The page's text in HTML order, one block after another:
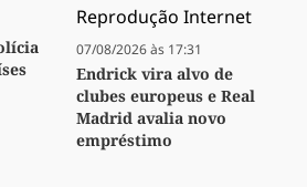
07/08/2026 às 17:31
Endrick vira alvo de
clubes europeus e Real
Madrid avalia novo
empréstimo